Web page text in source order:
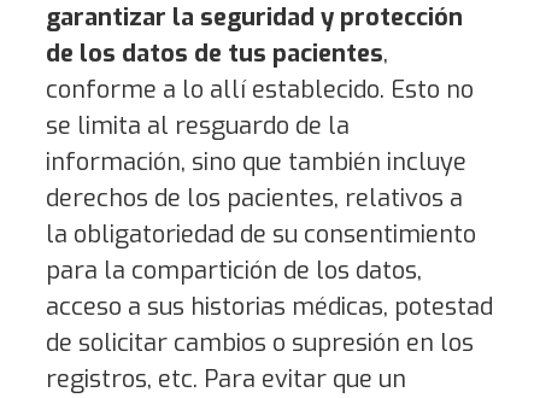
garantizar la seguridad y protección
de los datos de tus pacientes,
conforme a lo allí establecido. Esto no
se limita al resguardo de la
información, sino que también incluye
derechos de los pacientes, relativos a
la obligatoriedad de su consentimiento
para la compartición de los datos,
acceso a sus historias médicas, potestad
de solicitar cambios o supresión en los
registros, etc. Para evitar que un